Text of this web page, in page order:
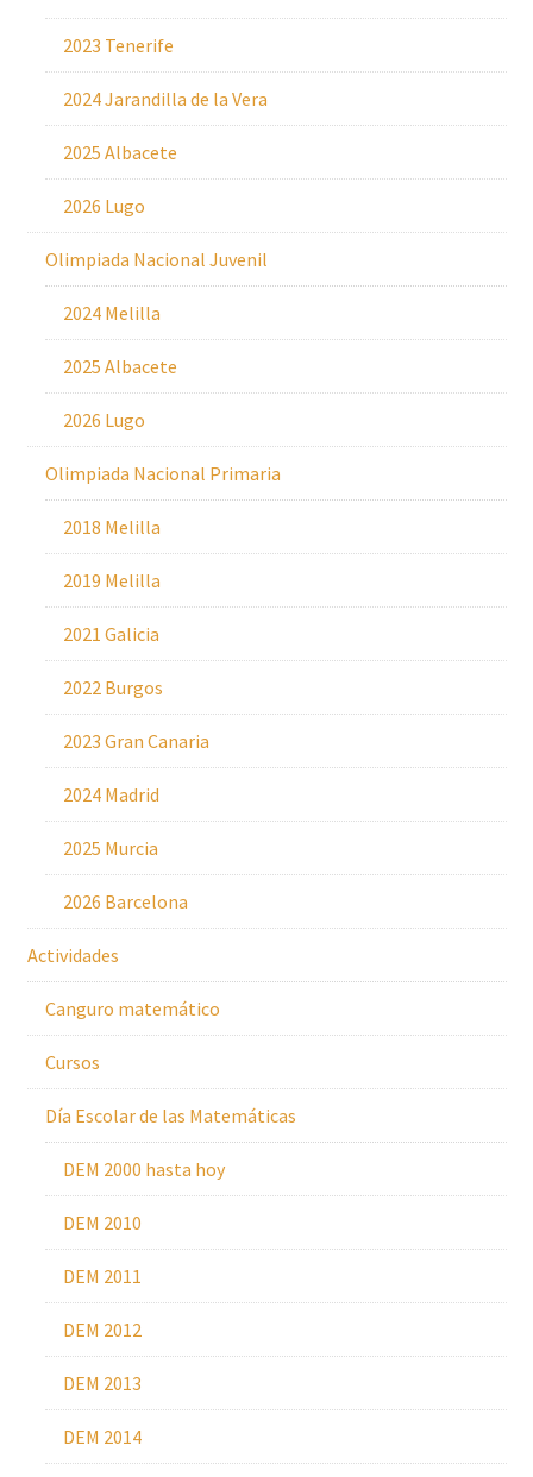
2023 Tenerife
2024 Jarandilla de la Vera
2025 Albacete
2026 Lugo
Olimpiada Nacional Juvenil
2024 Melilla
2025 Albacete
2026 Lugo
Olimpiada Nacional Primaria
2018 Melilla
2019 Melilla
2021 Galicia
2022 Burgos
2023 Gran Canaria
2024 Madrid
2025 Murcia
2026 Barcelona
Actividades
Canguro matemático
Cursos
Día Escolar de las Matemáticas
DEM 2000 hasta hoy
DEM 2010
DEM 2011
DEM 2012
DEM 2013
DEM 2014